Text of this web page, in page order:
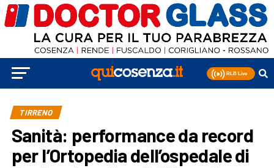
TIRRENO
Sanità: performance da record
per l’Ortopedia dell’ospedale di